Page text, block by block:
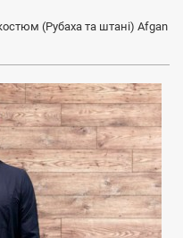
(Рубаха та штані) Afgan